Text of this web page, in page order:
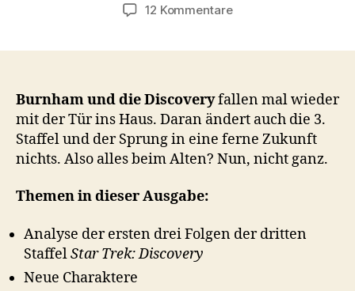
12 Kommentarezu
3,
Auftakt
Burnham und die Discoveryfallen mal wieder
mit der Tür ins Haus. Daran ändert auch die 3.
Staffel und der Sprung in eine ferne Zukunft
nichts. Also alles beim Alten? Nun, nicht ganz.
Themen in dieser Ausgabe:
Analyse der ersten drei Folgen der dritten
StaffelStar Trek: Discovery
Neue Charaktere